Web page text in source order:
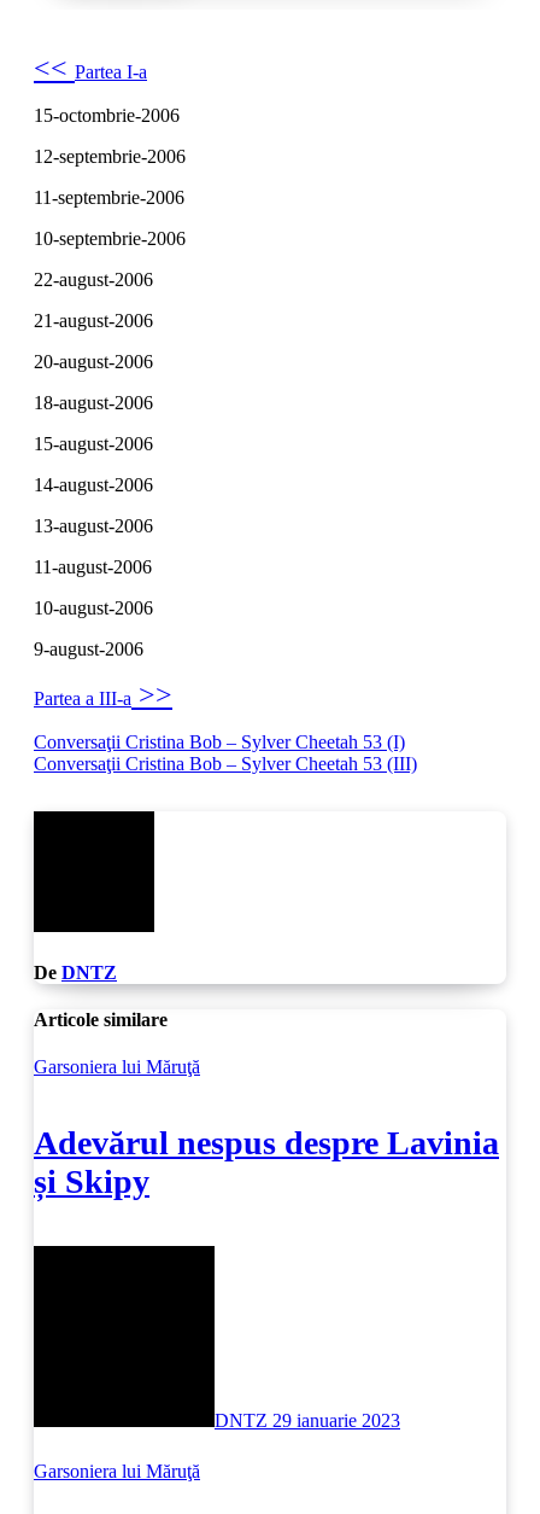
<< Partea I-a
15-octombrie-2006
12-septembrie-2006
11-septembrie-2006
10-septembrie-2006
22-august-2006
21-august-2006
20-august-2006
18-august-2006
15-august-2006
14-august-2006
13-august-2006
11-august-2006
10-august-2006
9-august-2006
Partea a III-a >>
Navigare
în
articole
Conversaţii Cristina Bob – Sylver Cheetah 53 (I)
Conversaţii Cristina Bob – Sylver Cheetah 53 (III)
De DNTZ
Articole similare
Garsoniera lui Măruţă
Adevărul nespus despre Lavinia
și Skipy
DNTZ 29 ianuarie 2023
Garsoniera lui Măruţă